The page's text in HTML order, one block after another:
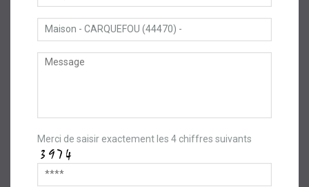
Merci de saisir exactement les 4 chiffres suivants